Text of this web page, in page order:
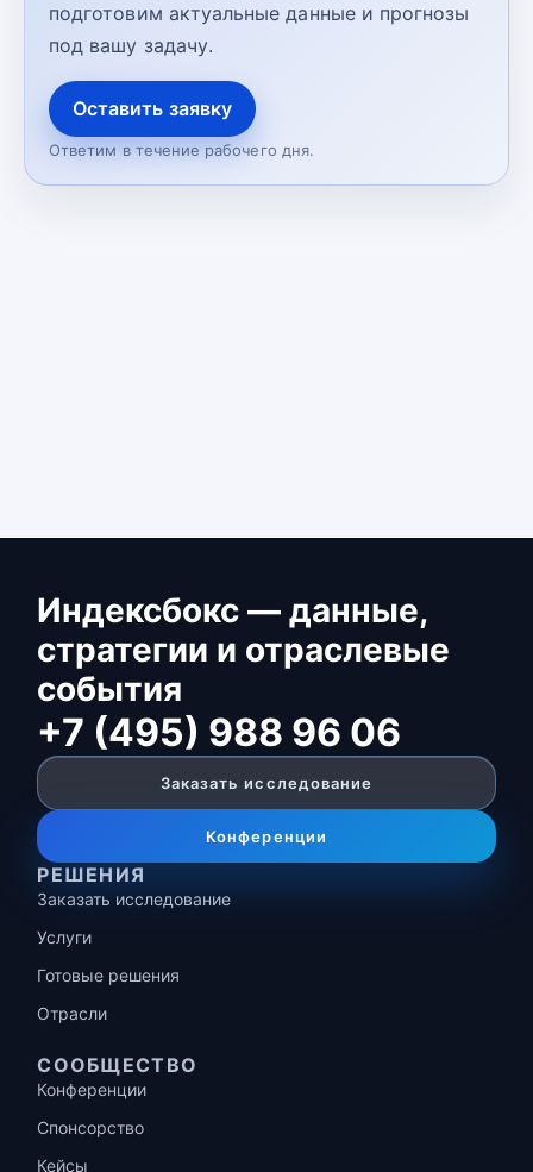
подготовим актуальные данные и прогнозы
под вашу задачу.
Оставить заявку
Ответим в течение рабочего дня.
Индексбокс — данные,
стратегии и отраслевые
события
+7 (495) 988 96 06
Заказать исследование
Конференции
РЕШЕНИЯ
Заказать исследование
Услуги
Готовые решения
Отрасли
СООБЩЕСТВО
Конференции
Спонсорство
Кейсы